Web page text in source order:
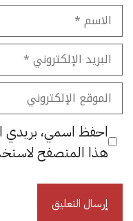
الاسم
البريد
الإلكتروني
الموقع
الإلكتروني
احفظ اسمي، بريدي
هذا المتصفح